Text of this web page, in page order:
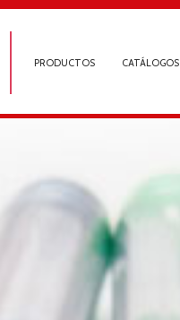
PRODUCTOS CATÁLOGOS